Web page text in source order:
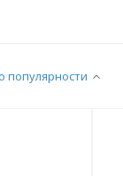
популярности